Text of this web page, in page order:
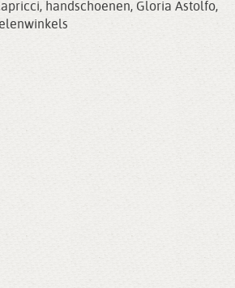
, handschoenen, Gloria Astolfo,